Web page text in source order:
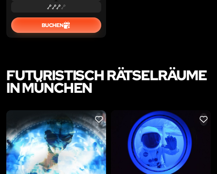
BUCHEN
FUTURISTISCH RÄTSELRÄUME
IN MÜNCHEN
LIKE LIKE